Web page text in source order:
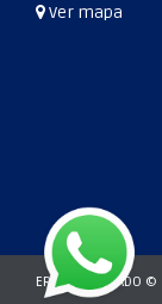
Ver mapa
ERM